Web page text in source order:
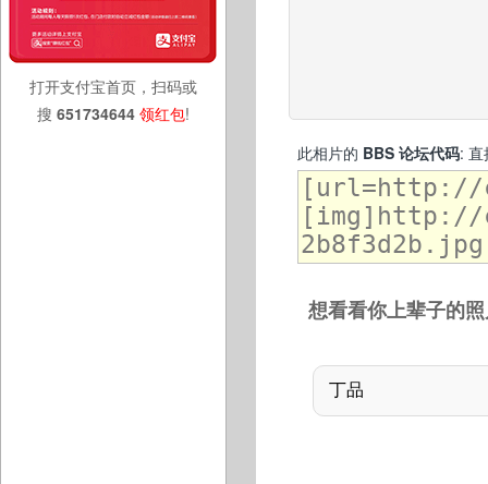
打开支付宝首页，扫码或
搜 651734644 领红包!
此相片的 BBS 论坛代码: 直
想看看你上辈子的